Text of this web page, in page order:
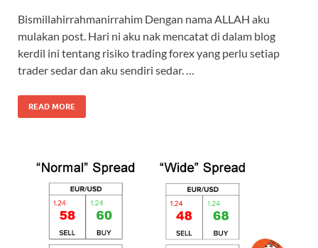
Bismillahirrahmanirrahim Dengan nama ALLAH aku
mulakan post. Hari ni aku nak mencatat di dalam blog
kerdil ini tentang risiko trading forex yang perlu setiap
trader sedar dan aku sendiri sedar. …
READ MORE